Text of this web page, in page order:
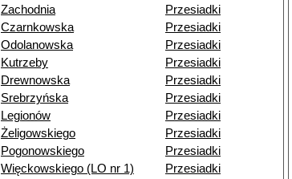
Zachodnia
Przesiadki
Czarnkowska
Przesiadki
Odolanowska
Przesiadki
Kutrzeby
Przesiadki
Drewnowska
Przesiadki
Srebrzyńska
Przesiadki
Legionów
Przesiadki
Żeligowskiego
Przesiadki
Pogonowskiego
Przesiadki
Więckowskiego (LO nr 1)
Przesiadki